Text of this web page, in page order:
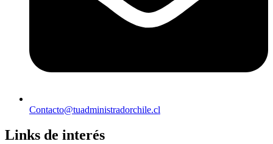
Contacto@tuadministradorchile.cl
Links de interés